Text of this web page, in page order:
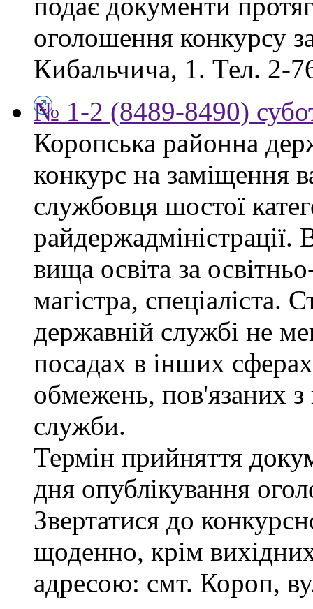
оголошення конкурсу
Кибальчича, 1. Тел. 2-
№ 1-2 (8489-8490)
Коропська районна
конкурс на заміщення
службовця шостої
вища освіта за
магістра, спеціаліста.
державній службі не
посадах в інших
обмежень, пов'язаних
служби.
Термін прийняття
дня опублікування
Звертатися до
щоденно, крім
адресою: смт. Короп,